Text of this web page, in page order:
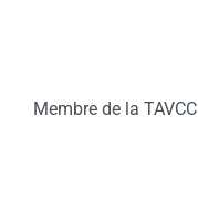
Membre de la TAVCC